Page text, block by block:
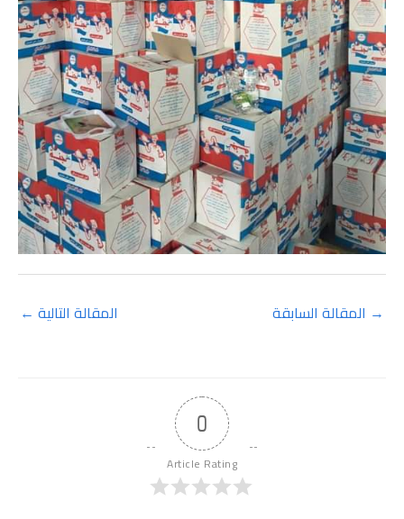
→ المقالة السابقة المقالة التالية ←
0
Article Rating